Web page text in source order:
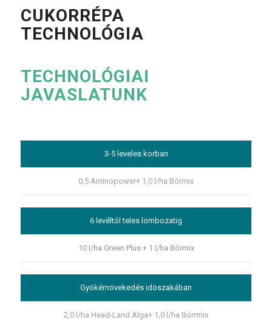
CUKORRÉPA
TECHNOLÓGIA
TECHNOLÓGIAI
JAVASLATUNK
3-5 leveles korban
0,5 Aminopower+ 1,0 l/ha Bórmix
6 levéltól teles lombozatig
10 I/ha Green Plus + 1 I/ha Bórmix
Gyökérnövekedés idöszakában
2,0 l/ha Head-Land Alga+ 1,0 l/ha Bórrmix